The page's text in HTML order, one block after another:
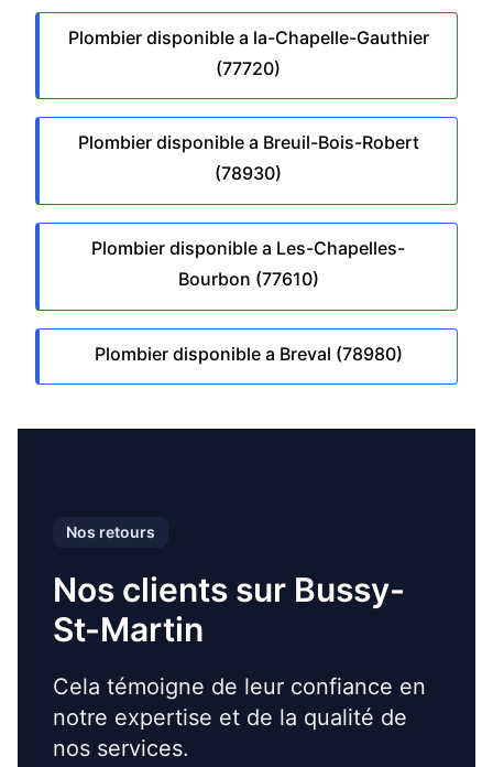
Plombier disponible a la-Chapelle-Gauthier
(77720)
Plombier disponible a Breuil-Bois-Robert
(78930)
Plombier disponible a Les-Chapelles-
Bourbon (77610)
Plombier disponible a Breval (78980)
Nos retours
Nos clients sur Bussy-
St-Martin
Cela témoigne de leur confiance en
notre expertise et de la qualité de
nos services.